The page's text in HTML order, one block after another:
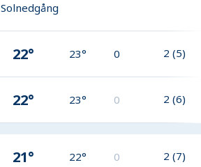
Solnedgång
22° 23° 0 2 (5)
22° 23° 0 2 (6)
21° 22° 0 2 (7)